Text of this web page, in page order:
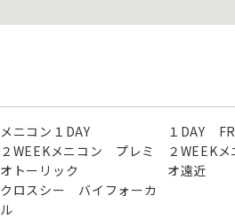
メニコン１DAY
１DAY
２WEEKメニコン プレミ
オトーリック
２WEEK
オ遠近
クロスシー バイフォーカ
ル